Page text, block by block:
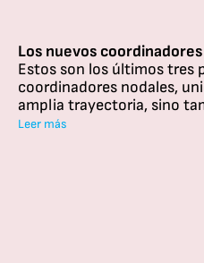
Los nuevos
Estos son los últimos tres
coordinadores nodales,
amplia trayectoria, sino
los talleres y la convicción
Leer más